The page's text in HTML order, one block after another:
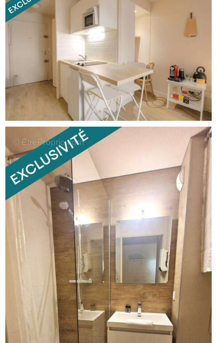
- Cuisine équipée
Le bien comprend 1 lot, et il est situé dans une
copropriété de 105 lots (les charges courantes annuelles
moyennes de copropriété sont de 656 ¤ et le syndicat
des copropriétaires ne fait pas l'objet d'une procédure
citée à l'article L. 721-1 du code de la construction et de
l'habitation).
Les informations sur les risques auxquels ce bien est
exposé sont disponibles sur le site Géorisques :
www.georisques.gouv.fr
Prix de vente : 117 000 ¤
Honoraires charge vendeur
Contactez votre conseiller SAFTI : Caroline CHAMPETIER,
Tél. : [Coordonnées masquées], E-mail : [Coordonnées
masquées] - EI - Agent commercial immatriculé au RSAC
de LYON sous le numéro 819 388 356.Informations LOI
ALUR : Soumis au régime de copropriété. Nombre de lots :
Honoraires charge vendeur. (gedeon_26118_33337533)